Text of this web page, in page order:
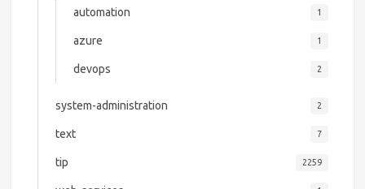
automation 1
azure 1
devops 2
system-administration 2
text 7
tip 2259